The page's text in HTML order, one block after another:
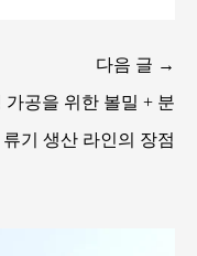
다음 글 →
가공을 위한 볼밀 + 분
류기 생산 라인의 장점